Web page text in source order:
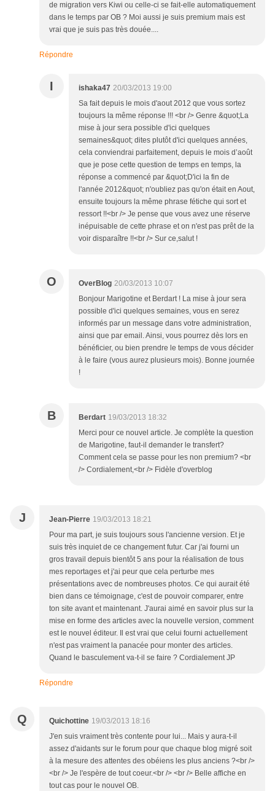
de migration vers Kiwi ou celle-ci se fait-elle automatiquement
dans le temps par OB ? Moi aussi je suis premium mais est
vrai que je suis pas très douée....
Répondre
I ishaka47 20/03/2013 19:00
Sa fait depuis le mois d'aout 2012 que vous sortez
toujours la même réponse !!! <br /> Genre &quot;La
mise à jour sera possible d'ici quelques
semaines&quot; dites plutôt d'ici quelques années,
cela conviendrai parfaitement, depuis le mois d’août
que je pose cette question de temps en temps, la
réponse a commencé par &quot;D'ici la fin de
l'année 2012&quot; n'oubliez pas qu'on était en Aout,
ensuite toujours la même phrase fétiche qui sort et
ressort !!<br /> Je pense que vous avez une réserve
inépuisable de cette phrase et on n'est pas prêt de la
voir disparaître !!<br /> Sur ce,salut !
O OverBlog 20/03/2013 10:07
Bonjour Marigotine et Berdart ! La mise à jour sera
possible d'ici quelques semaines, vous en serez
informés par un message dans votre administration,
ainsi que par email. Ainsi, vous pourrez dès lors en
bénéficier, ou bien prendre le temps de vous décider
à le faire (vous aurez plusieurs mois). Bonne journée
!
B Berdart 19/03/2013 18:32
Merci pour ce nouvel article. Je complète la question
de Marigotine, faut-il demander le transfert?
Comment cela se passe pour les non premium? <br
/> Cordialement,<br /> Fidèle d'overblog
J Jean-Pierre 19/03/2013 18:21
Pour ma part, je suis toujours sous l'ancienne version. Et je
suis très inquiet de ce changement futur. Car j'ai fourni un
gros travail depuis bientôt 5 ans pour la réalisation de tous
mes reportages et j'ai peur que cela perturbe mes
présentations avec de nombreuses photos. Ce qui aurait été
bien dans ce témoignage, c'est de pouvoir comparer, entre
ton site avant et maintenant. J'aurai aimé en savoir plus sur la
mise en forme des articles avec la nouvelle version, comment
est le nouvel éditeur. Il est vrai que celui fourni actuellement
n'est pas vraiment la panacée pour monter des articles.
Quand le basculement va-t-il se faire ? Cordialement JP
Répondre
Q Quichottine 19/03/2013 18:16
J'en suis vraiment très contente pour lui... Mais y aura-t-il
assez d'aidants sur le forum pour que chaque blog migré soit
à la mesure des attentes des obéiens les plus anciens ?<br />
<br /> Je l'espère de tout coeur.<br /> <br /> Belle affiche en
tout cas pour le nouvel OB.